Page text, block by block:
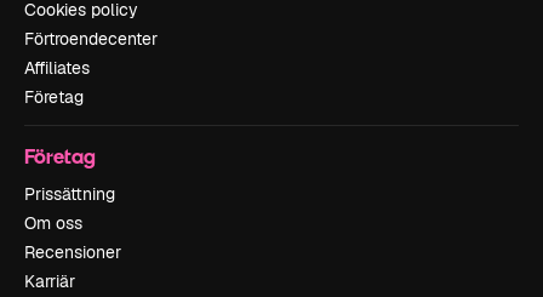
Cookies policy
Förtroendecenter
Affiliates
Företag
Företag
Prissättning
Om oss
Recensioner
Karriär